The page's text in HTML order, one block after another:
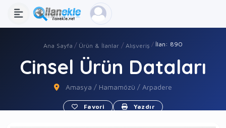
Ana Sayfa Ürün & İlanlar Alışveriş İlan: 890
Cinsel Ürün Dataları
Amasya / Hamamözü / Arpadere
Favori Yazdır